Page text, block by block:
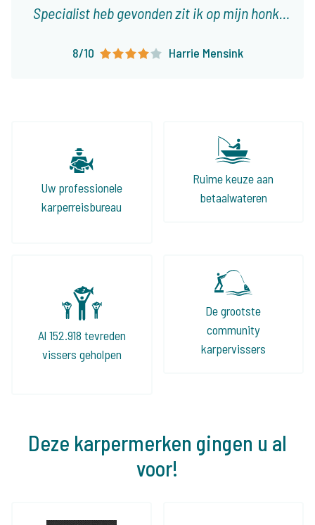
Specialist heb gevonden zit ik op mijn honk,
altijd goed is of goed komt. Er vallen steeds
het vissen met een groep vind ik geweldig, dit
jaar gaan we zelfs 2 keer op pad met zijn
8/10 Harrie Mensink
Uw professionele
karperreisbureau
Ruime keuze aan
betaalwateren
Al 152.918 tevreden
vissers geholpen
De grootste
community
karpervissers
Deze karpermerken gingen u al
voor!